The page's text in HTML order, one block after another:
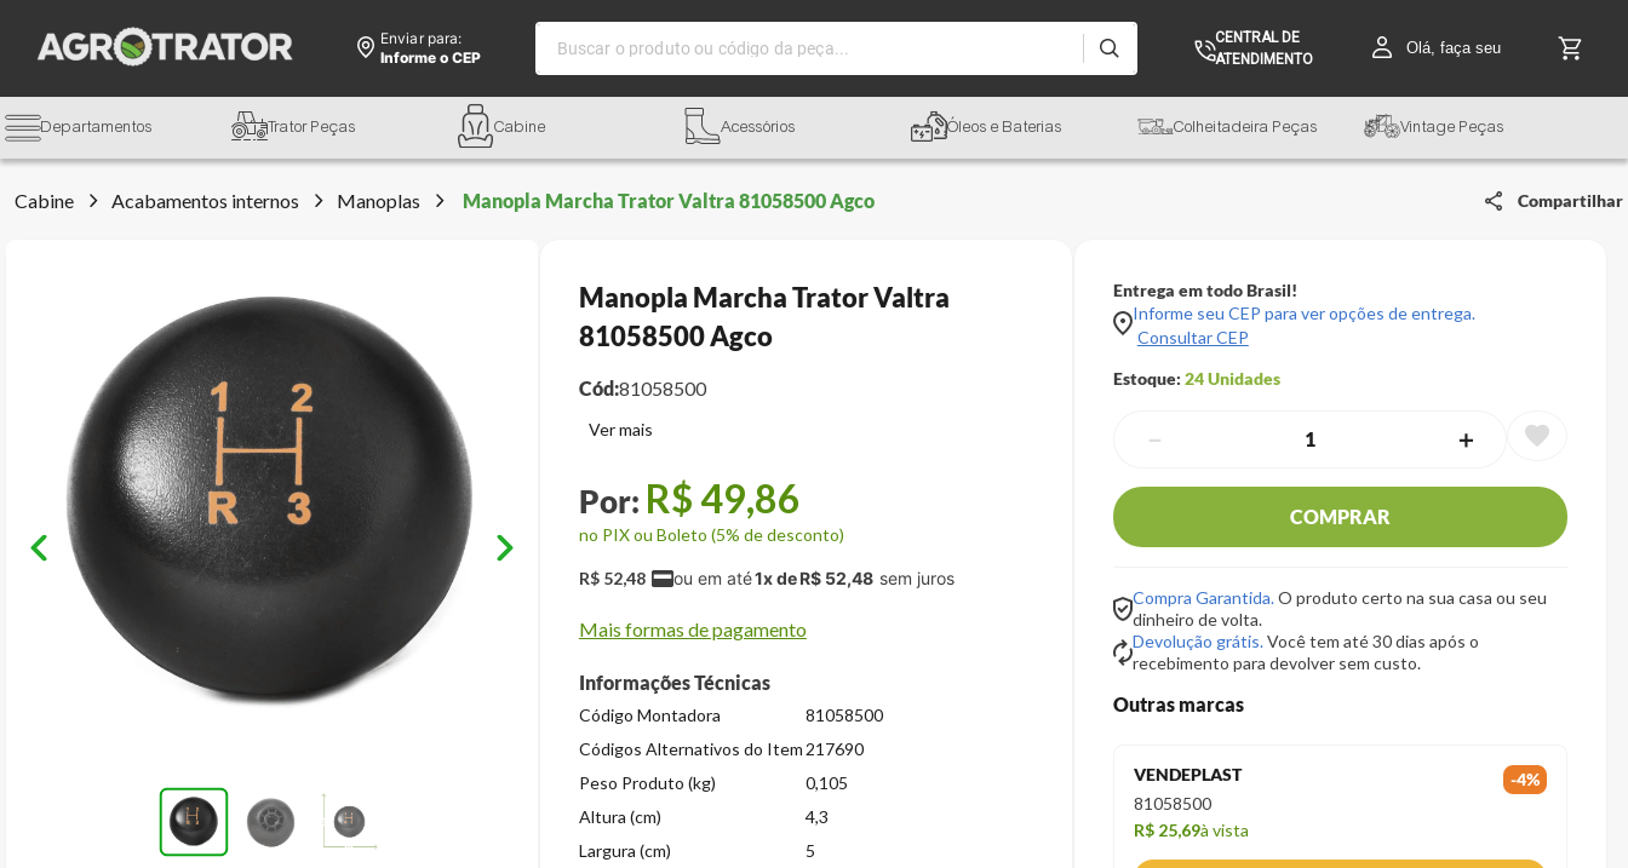
Enviar para:
Informe o CEP
Buscar o produto ou código da peça...
CENTRAL DE
ATENDIMENTO
Olá, faça seu
Departamentos Trator Peças Cabine Acessórios Óleos e Baterias Colheitadeira Peças Vintage Peças
Cabine Acabamentos internos Manoplas Manopla Marcha Trator Valtra 81058500 Agco Compartilhar
Manopla Marcha Trator Valtra
81058500 Agco
Cód:81058500
R$49,86
no PIX ou Boleto (5% de desconto)
R$ 52,48 1x deR$ 52,48
Mais formas de pagamento
Informações Técnicas
Código Montadora
81058500
Códigos Alternativos do Item 217690
Peso Produto (kg)
0,105
Altura (cm)
4,3
Largura (cm)
5
Entrega em todo Brasil!
Informe seu CEP para ver opções de entrega.
Consultar CEP
Estoque: 24Unidades
＋
－
COMPRAR
Compra Garantida.O produto certo na sua casa ou seu
dinheiro de volta.
Devolução grátis.Você tem até 30 dias após o
recebimento para devolver sem custo.
Outras marcas
VENDEPLAST -4%
81058500
R$ 25,69à vista